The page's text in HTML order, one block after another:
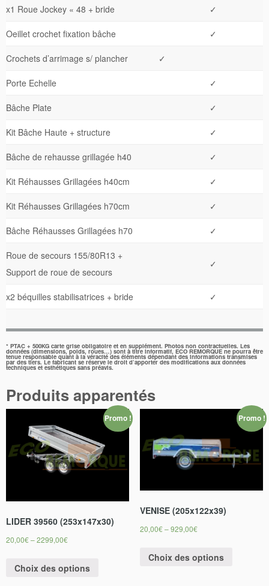
x1 Roue Jockey « 48 + bride ✓
Oeillet crochet fixation bâche ✓
Crochets d’arrimage s/ plancher ✓
Porte Echelle ✓
Bâche Plate ✓
Kit Bâche Haute + structure ✓
Bâche de rehausse grillagée h40 ✓
Kit Réhausses Grillagées h40cm ✓
Kit Réhausses Grillagées h70cm ✓
Bâche Réhausses Grillagées h70 ✓
Roue de secours 155/80R13 +
Support de roue de secours
✓
x2 béquilles stabilisatrices + bride ✓
* PTAC + 500KG carte grise obligatoire et en supplément. Photos non contractuelles. Les
données (dimensions, poids, roues…) sont à titre informatif, ECO REMORQUE ne pourra être
tenue responsable quant à la véracité des éléments dépendant des informations transmises
par des tiers. Le fabricant se réserve le droit d’apporter des modifications aux données
techniques et esthétiques sans préavis.
Produits apparentés
Promo !
LIDER 39560 (253x147x30)
20,00€–2299,00€
Choix des options
Promo !
VENISE (205x122x39)
20,00€–929,00€
Choix des options